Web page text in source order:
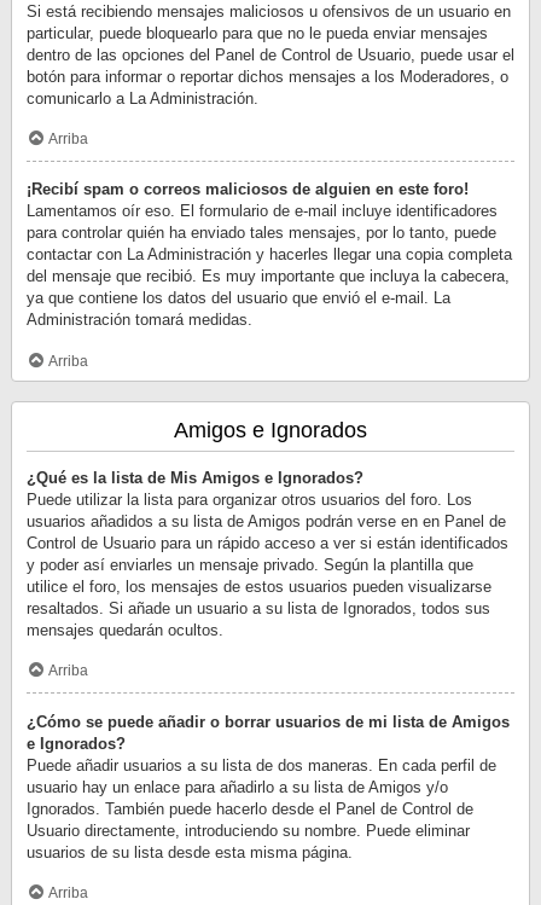
Si está recibiendo mensajes maliciosos u ofensivos de un usuario en
particular, puede bloquearlo para que no le pueda enviar mensajes
dentro de las opciones del Panel de Control de Usuario, puede usar el
botón para informar o reportar dichos mensajes a los Moderadores, o
comunicarlo a La Administración.
Arriba
¡Recibí spam o correos maliciosos de alguien en este foro!
Lamentamos oír eso. El formulario de e-mail incluye identificadores
para controlar quién ha enviado tales mensajes, por lo tanto, puede
contactar con La Administración y hacerles llegar una copia completa
del mensaje que recibió. Es muy importante que incluya la cabecera,
ya que contiene los datos del usuario que envió el e-mail. La
Administración tomará medidas.
Arriba
Amigos e Ignorados
¿Qué es la lista de Mis Amigos e Ignorados?
Puede utilizar la lista para organizar otros usuarios del foro. Los
usuarios añadidos a su lista de Amigos podrán verse en en Panel de
Control de Usuario para un rápido acceso a ver si están identificados
y poder así enviarles un mensaje privado. Según la plantilla que
utilice el foro, los mensajes de estos usuarios pueden visualizarse
resaltados. Si añade un usuario a su lista de Ignorados, todos sus
mensajes quedarán ocultos.
Arriba
¿Cómo se puede añadir o borrar usuarios de mi lista de Amigos
e Ignorados?
Puede añadir usuarios a su lista de dos maneras. En cada perfil de
usuario hay un enlace para añadirlo a su lista de Amigos y/o
Ignorados. También puede hacerlo desde el Panel de Control de
Usuario directamente, introduciendo su nombre. Puede eliminar
usuarios de su lista desde esta misma página.
Arriba